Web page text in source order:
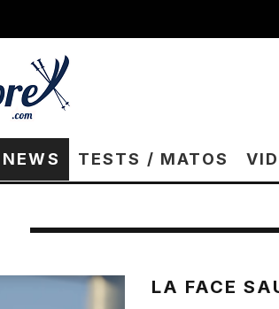
NEWS TESTS / MATOS
LA FACE